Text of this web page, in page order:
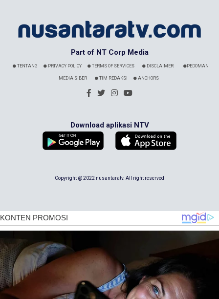
Part of NT Corp Media
TENTANG PRIVACY POLICY TERMS OF SERVICES DISCLAIMER PEDOMAN
MEDIA SIBER TIM REDAKSI ANCHORS
Download aplikasi NTV
Copyright @ 2022 nusantaratv. All right reserved